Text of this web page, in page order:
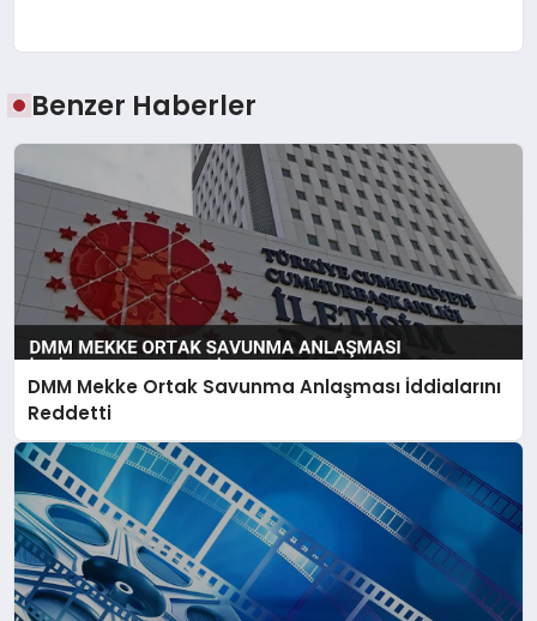
Benzer Haberler
DMM Mekke Ortak Savunma Anlaşması İddialarını
Reddetti